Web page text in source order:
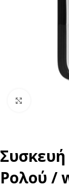
Συσκευή
Ρολού /